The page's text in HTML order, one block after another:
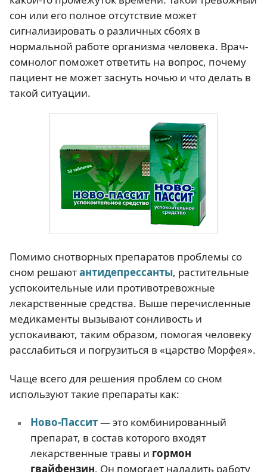
сон или его полное отсутствие может
сигнализировать о различных сбоях в
нормальной работе организма человека. Врач-
сомнолог поможет ответить на вопрос, почему
пациент не может заснуть ночью и что делать в
такой ситуации.
Помимо снотворных препаратов проблемы со
сном решаютантидепрессанты, растительные
успокоительные или противотревожные
лекарственные средства. Выше перечисленные
медикаменты вызывают сонливость и
успокаивают, таким образом, помогая человеку
расслабиться и погрузиться в «царство Морфея».
Чаще всего для решения проблем со сном
используют такие препараты как:
Ново-Пассит— это комбинированный
препарат, в состав которого входят
лекарственные травы и гормон
гвайфензин. Он помогает наладить работу